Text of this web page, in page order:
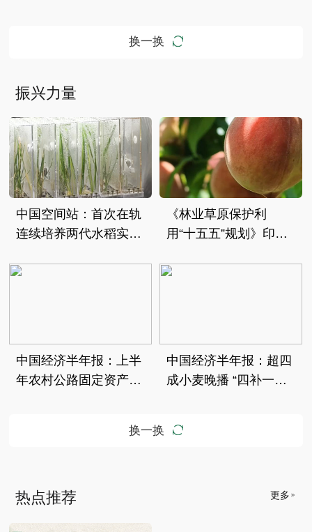
换一换
振兴力量
中国空间站：首次在轨
连续培养两代水稻实验
《林业草原保护利
用“十五五”规划》印
覆盖率达25.8%
中国经济半年报：上半
年农村公路固定资产投
中国经济半年报：超四
成小麦晚播 “四补一
换一换
热点推荐 更多